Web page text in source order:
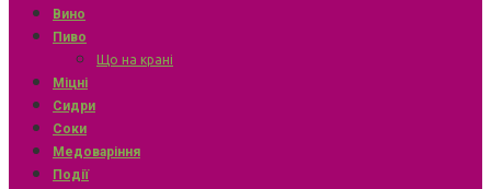
Вино
Пиво
Що на крані
Міцні
Сидри
Соки
Медоваріння
Події